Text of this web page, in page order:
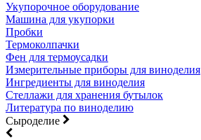
Укупорочное оборудование
Машина для укупорки
Пробки
Термоколпачки
Фен для термоусадки
Измерительные приборы для виноделия
Ингредиенты для виноделия
Стеллажи для хранения бутылок
Литература по виноделию
Сыроделие